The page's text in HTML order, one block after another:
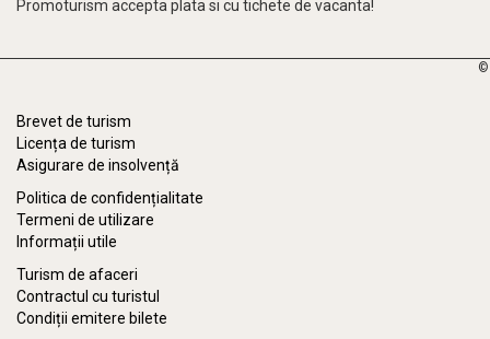
Promoturism accepta plata si cu tichete de vacanta!
©
Brevet de turism
Licența de turism
Asigurare de insolvență
Politica de confidențialitate
Termeni de utilizare
Informații utile
Turism de afaceri
Contractul cu turistul
Condiții emitere bilete